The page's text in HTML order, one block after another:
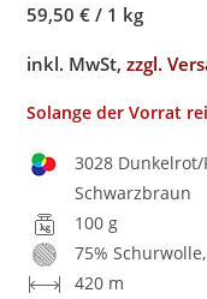
59,50 € / 1 kg
inkl. MwSt,zzgl.
Solange der Vorrat
3028
Schwarzbraun
100 g
75%
420 m